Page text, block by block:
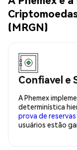
(MRGN)
Confiavel e
A Phemex
determinística
prova de reservas
usuários estão